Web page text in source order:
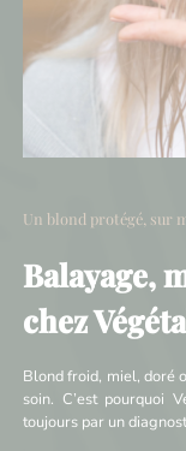
Un blond protégé, sur
Balayage,
chez
Blond froid, miel, doré
soin. C’est pourquoi
toujours par un